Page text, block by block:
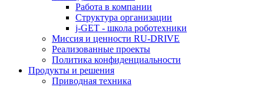
Работа в компании
Структура организации
j-GET - школа роботехники
Миссия и ценности RU-DRIVE
Реализованные проекты
Политика конфиденциальности
Продукты и решения
Приводная техника